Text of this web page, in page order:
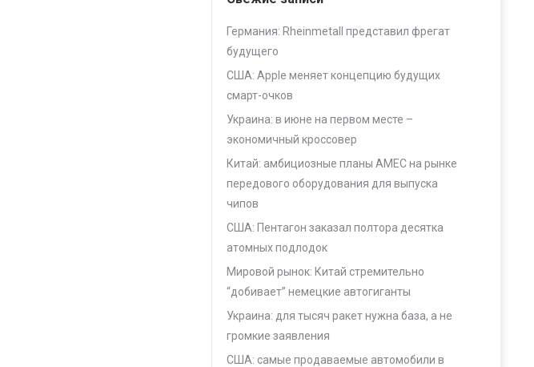
Германия: Rheinmetall представил фрегат
будущего
США: Apple меняет концепцию будущих
смарт-очков
Украина: в июне на первом месте –
экономичный кроссовер
Китай: амбициозные планы AMEC на рынке
передового оборудования для выпуска
чипов
США: Пентагон заказал полтора десятка
атомных подлодок
Мировой рынок: Китай стремительно
“добивает” немецкие автогиганты
Украина: для тысяч ракет нужна база, а не
громкие заявления
США: самые продаваемые автомобили в